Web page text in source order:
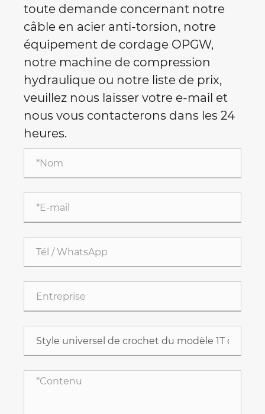
toute demande concernant notre
câble en acier anti-torsion, notre
équipement de cordage OPGW,
notre machine de compression
hydraulique ou notre liste de prix,
veuillez nous laisser votre e-mail et
nous vous contacterons dans les 24
heures.